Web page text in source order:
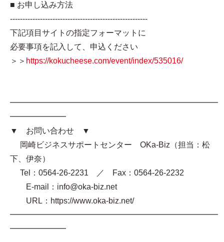
■ お申し込み方法
-------------------------------------------------------
下記項目サイトの指定フォーマットに
必要事項を記入して、申込ください
＞＞ https://kokucheese.com/event/index/535016/
━━━━━━━━━━━━━━━━━━━━━━━━━━
━━━━━━━
▼ お問い合わせ ▼
岡崎ビジネスサポートセンター OKa-Biz（担当：松
下、伊奈）
Tel：0564-26-2231 ／ Fax：0564-26-2232
E-mail：info@oka-biz.net
URL：https://www.oka-biz.net/
━━━━━━━━━━━━━━━━━━━━━━━━━━
━━━━━━━